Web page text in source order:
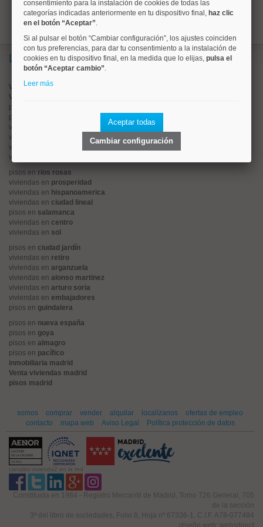
Lo más buscado
Valorar vivienda online
Vender piso
pisos en
pisos en
viviendas en
viviendas en
viviendas en
viviendas en
pisos en rios rosas
viviendas en prosperidad
viviendas en hispanoamerica
viviendas en ciudad lineal
pisos en salamanca
viviendas en centro
viviendas en sol
pisos en ciudad jardín
viviendas en retiro
viviendas en arganzuela
viviendas en alonso martinez
viviendas en arturo soria
viviendas en embajadores
pisos en guindalera
pisos en nueva españa
pisos en goya
pisos en almagro
pisos en pacífico
inmobiliaria madrid
Venta viviendas madrid
pisos madrid
somos comprar vender alquilar localízanos
ofertas de empleo
contacto
mapa web Aviso Legal Política protección de datos
canales vivienda2 en la red
Constituida en 1984 - Registro Mercantil de Madrid, Tomo 726 General, 705
de la sección
3ª del libro de sociedades, Folio 8, Hoja nº 67336-1. C.I.F. A78-077484
diseño web: websdirect
consentimiento para la instalación de cookies de todas las
categorías indicadas anteriormente en tu dispositivo final, haz clic
en el botón “Aceptar”.
Si al pulsar el botón “Cambiar configuración”, los ajustes coinciden
con tus preferencias, para dar tu consentimiento a la instalación de
cookies en tu dispositivo final, en la medida que lo elijas, pulsa el
botón “Aceptar cambio”.
Leer más
Aceptar todas
Cambiar configuración